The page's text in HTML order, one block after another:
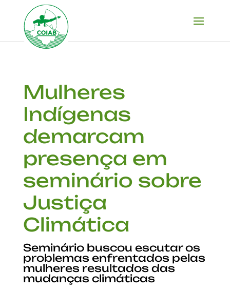
Mulheres
Indígenas
demarcam
presença em
seminário sobre
Justiça
Climática
Seminário buscou escutar os
problemas enfrentados pelas
mulheres resultados das
mudanças climáticas